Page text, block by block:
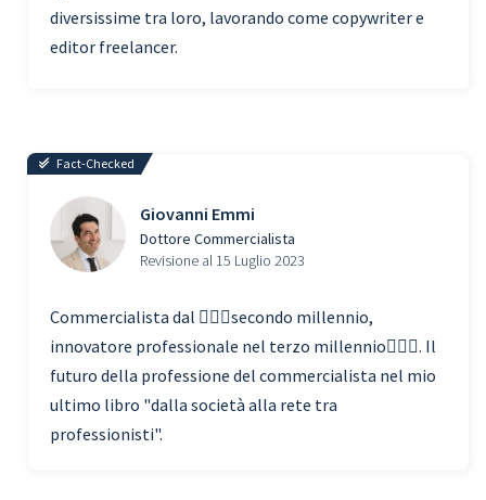
diversissime tra loro, lavorando come copywriter e
editor freelancer.
Fact-Checked
Giovanni Emmi
Dottore Commercialista
Revisione al 15 Luglio 2023
Commercialista dal 🧗🏾‍♀️secondo millennio,
innovatore professionale nel terzo millennio🏃🏾‍♂️. Il
futuro della professione del commercialista nel mio
ultimo libro "dalla società alla rete tra
professionisti".